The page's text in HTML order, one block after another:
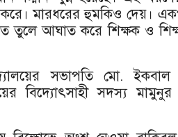
মারধরের হুমকিও দেয়।
তুলে আঘাত করে শিক্ষক ও
সভাপতি মো.
বিদ্যোৎসাহী সদস্য